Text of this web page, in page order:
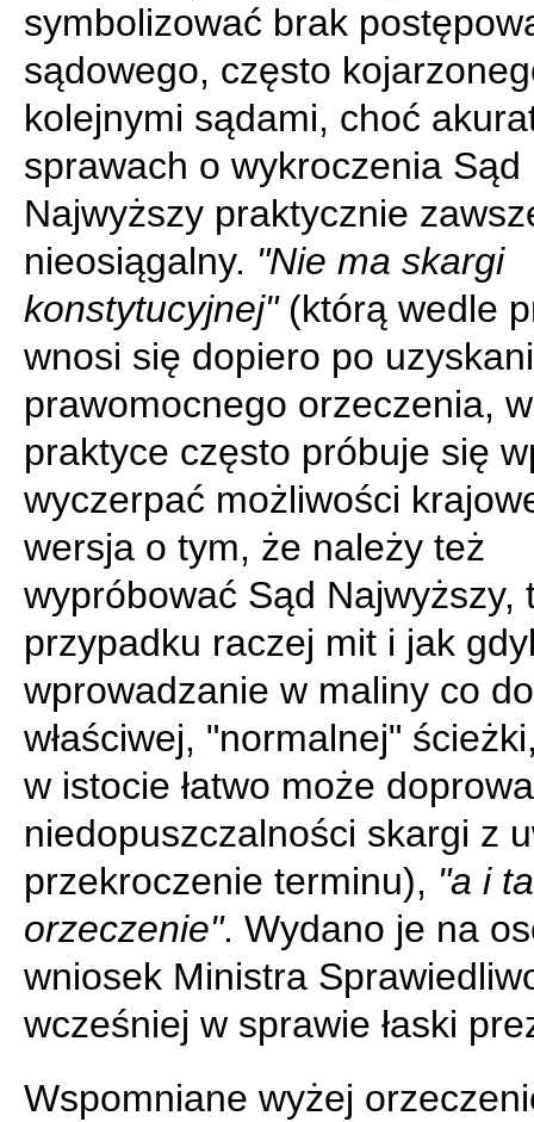
symbolizować brak
sądowego, często
kolejnymi sądami, choć
sprawach o wykroczenia Sąd
Najwyższy praktycznie
nieosiągalny. "Nie ma skargi
konstytucyjnej"(którą wedle
wnosi się dopiero po
prawomocnego orzeczenia, w
praktyce często próbuje się
wyczerpać możliwości
wersja o tym, że należy też
wypróbować Sąd Najwyższy,
przypadku raczej mit i jak
wprowadzanie w maliny co do
właściwej, "normalnej"
w istocie łatwo może
niedopuszczalności skargi z
przekroczenie terminu), "a i
orzeczenie". Wydano je na
wniosek Ministra
wcześniej w sprawie łaski
Wspomniane wyżej